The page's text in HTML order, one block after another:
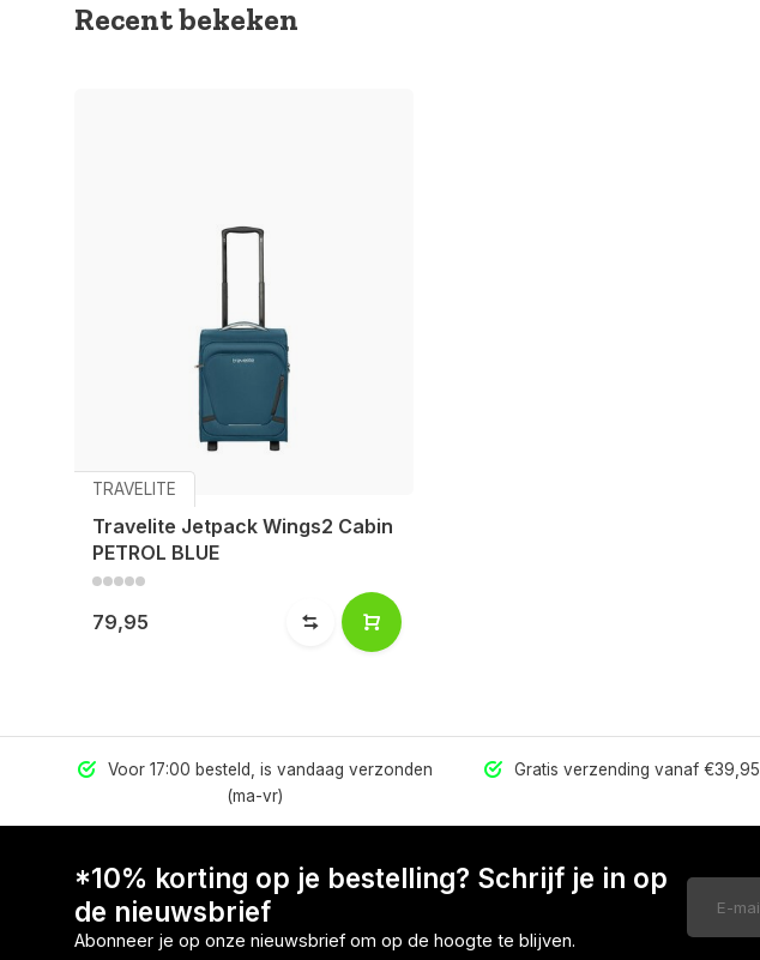
Recent bekeken
TRAVELITE
Travelite Jetpack Wings2 Cabin
PETROL BLUE
79,95
Voor 17:00 besteld, is vandaag verzonden
(ma-vr)
Gratis verzending vanaf €39,95
*10% korting op je bestelling? Schrijf je in op
de nieuwsbrief
Abonneer je op onze nieuwsbrief om op de hoogte te blijven.